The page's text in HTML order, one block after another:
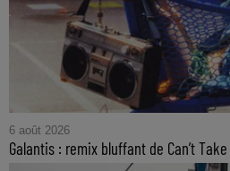
6 août 2026
Galantis : remix bluffant de Can’t